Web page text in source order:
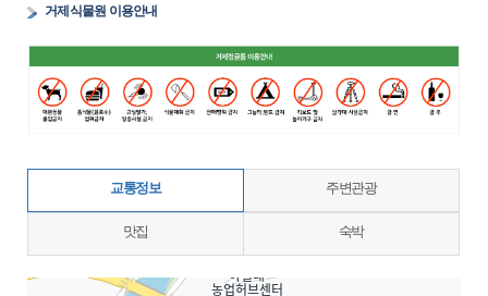
거제식물원 이용안내
교통정보 주변관광
맛집 숙박
지도삽입 (가로100%)